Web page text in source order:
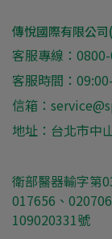
傳悅國際有限公司
客服專線：
客服時間：
信箱：
地址：台北市中
衛部醫器輸字第
017656、
109020331號